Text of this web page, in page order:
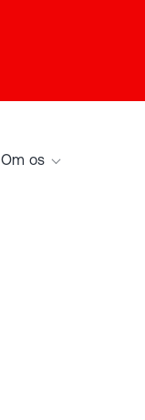
Om os